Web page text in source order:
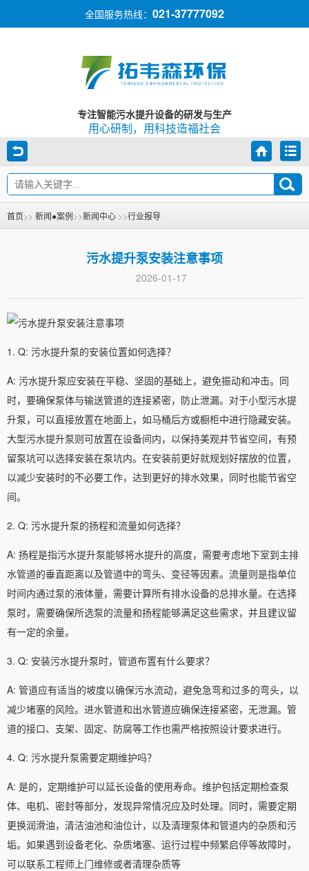
全国服务热线： 021-37777092
专注智能污水提升设备的研发与生产
用心研制，用科技造福社会
首页>> 新闻●案例>>新闻中心 >>行业报导
污水提升泵安装注意事项
2026-01-17
1. Q: 污水提升泵的安装位置如何选择？
A: 污水提升泵应安装在平稳、坚固的基础上，避免振动和冲击。同
时，要确保泵体与输送管道的连接紧密，防止泄漏。对于小型污水提
升泵，可以直接放置在地面上，如马桶后方或橱柜中进行隐藏安装。
大型污水提升泵则可放置在设备间内，以保持美观并节省空间，有预
留泵坑可以选择安装在泵坑内。在安装前更好就规划好摆放的位置，
以减少安装时的不必要工作，达到更好的排水效果，同时也能节省空
间。
2. Q: 污水提升泵的扬程和流量如何选择？
A: 扬程是指污水提升泵能够将水提升的高度，需要考虑地下室到主排
水管道的垂直距离以及管道中的弯头、变径等因素。流量则是指单位
时间内通过泵的液体量，需要计算所有排水设备的总排水量。在选择
泵时，需要确保所选泵的流量和扬程能够满足这些需求，并且建议留
有一定的余量。
3. Q: 安装污水提升泵时，管道布置有什么要求？
A: 管道应有适当的坡度以确保污水流动，避免急弯和过多的弯头，以
减少堵塞的风险。进水管道和出水管道应确保连接紧密，无泄漏。管
道的接口、支架、固定、防腐等工作也需严格按照设计要求进行。
4. Q: 污水提升泵需要定期维护吗？
A: 是的，定期维护可以延长设备的使用寿命。维护包括定期检查泵
体、电机、密封等部分，发现异常情况应及时处理。同时，需要定期
更换润滑油，清洁油池和油位计，以及清理泵体和管道内的杂质和污
垢。如果遇到设备老化、杂质堵塞、运行过程中频繁启停等故障时，
可以联系工程师上门维修或者清理杂质等